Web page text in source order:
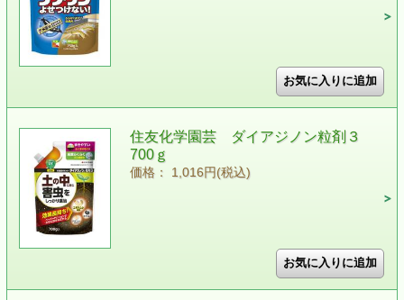
住友化学園芸 ダイアジノン粒剤３
700ｇ
価格： 1,016円(税込)